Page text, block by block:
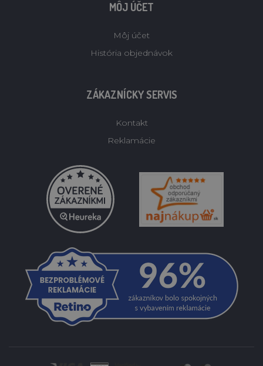
MÔJ ÚČET
Môj účet
História objednávok
ZÁKAZNÍCKY SERVIS
Kontakt
Reklamácie